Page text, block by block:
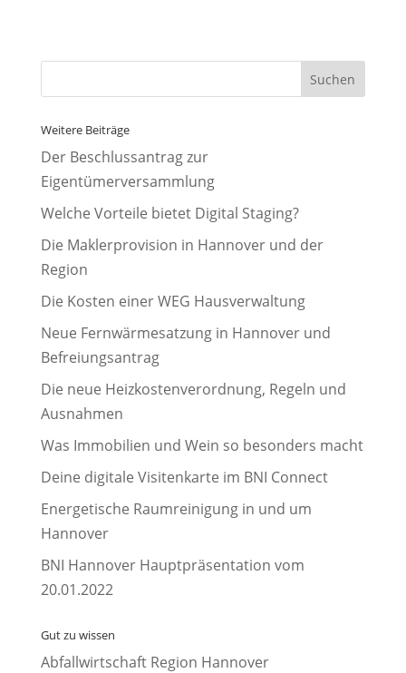
Weitere Beiträge
Der Beschlussantrag zur
Eigentümerversammlung
Welche Vorteile bietet Digital Staging?
Die Maklerprovision in Hannover und der
Region
Die Kosten einer WEG Hausverwaltung
Neue Fernwärmesatzung in Hannover und
Befreiungsantrag
Die neue Heizkostenverordnung, Regeln und
Ausnahmen
Was Immobilien und Wein so besonders macht
Deine digitale Visitenkarte im BNI Connect
Energetische Raumreinigung in und um
Hannover
BNI Hannover Hauptpräsentation vom
20.01.2022
Gut zu wissen
Abfallwirtschaft Region Hannover